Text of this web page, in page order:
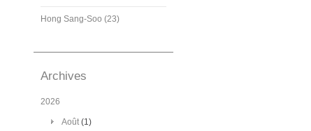
Hong Sang-Soo (23)
Archives
2026
Août(1)